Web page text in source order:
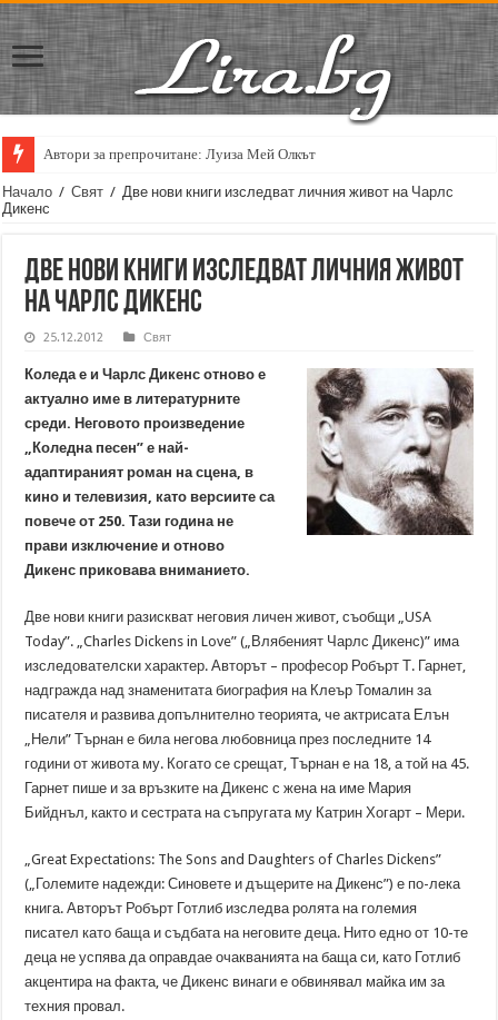
Автори за препрочитане: Луиза Мей Олкът
Начало / Свят / Две нови книги изследват личния живот на Чарлс
Дикенс
Две нови книги изследват личния живот
на Чарлс Дикенс
25.12.2012 Свят
Коледа е и Чарлс Дикенс отново е
актуално име в литературните
среди. Неговото произведение
„Коледна песен” е най-
адаптираният роман на сцена, в
кино и телевизия, като версиите са
повече от 250. Тази година не
прави изключение и отново
Дикенс приковава вниманието.
Две нови книги разискват неговия личен живот, съобщи „USA
Today”. „Charles Dickens in Love” („Влябеният Чарлс Дикенс)” има
изследователски характер. Авторът – професор Робърт Т. Гарнет,
надгражда над знаменитата биография на Клеър Томалин за
писателя и развива допълнително теорията, че актрисата Елън
„Нели” Търнан е била негова любовница през последните 14
години от живота му. Когато се срещат, Търнан е на 18, а той на 45.
Гарнет пише и за връзките на Дикенс с жена на име Мария
Бийднъл, както и сестрата на съпругата му Катрин Хогарт – Мери.
„Great Expectations: The Sons and Daughters of Charles Dickens”
(„Големите надежди: Синовете и дъщерите на Дикенс”) е по-лека
книга. Авторът Робърт Готлиб изследва ролята на големия
писател като баща и съдбата на неговите деца. Нито едно от 10-те
деца не успява да оправдае очакванията на баща си, като Готлиб
акцентира на факта, че Дикенс винаги е обвинявал майка им за
техния провал.